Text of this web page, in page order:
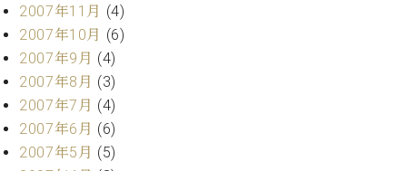
2007年11月 (4)
2007年10月 (6)
2007年9月 (4)
2007年8月 (3)
2007年7月 (4)
2007年6月 (6)
2007年5月 (5)